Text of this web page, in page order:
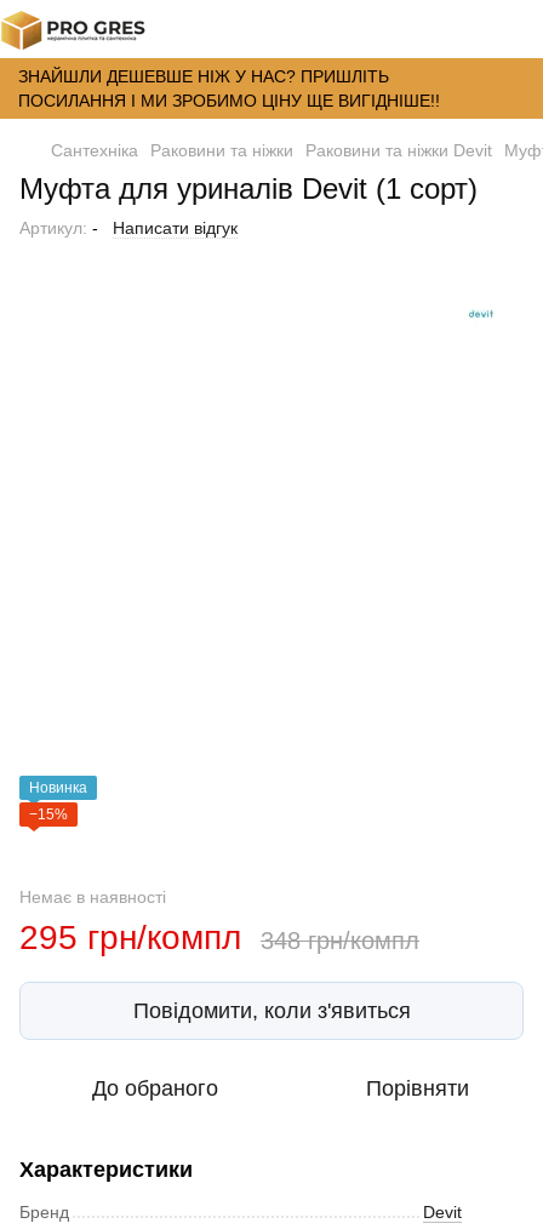
ЗНАЙШЛИ ДЕШЕВШЕ НІЖ У НАС? ПРИШЛІТЬ
ПОСИЛАННЯ І МИ ЗРОБИМО ЦІНУ ЩЕ ВИГІДНІШЕ!!
Сантехніка Раковини та ніжки Раковини та ніжки Devit
Муфта для уриналів Devit (1 сорт)
Артикул: - Написати відгук
Новинка
−15%
Немає в наявності
295 грн/компл 348 грн/компл
Повідомити, коли з'явиться
До обраного Порівняти
Характеристики
Бренд Devit